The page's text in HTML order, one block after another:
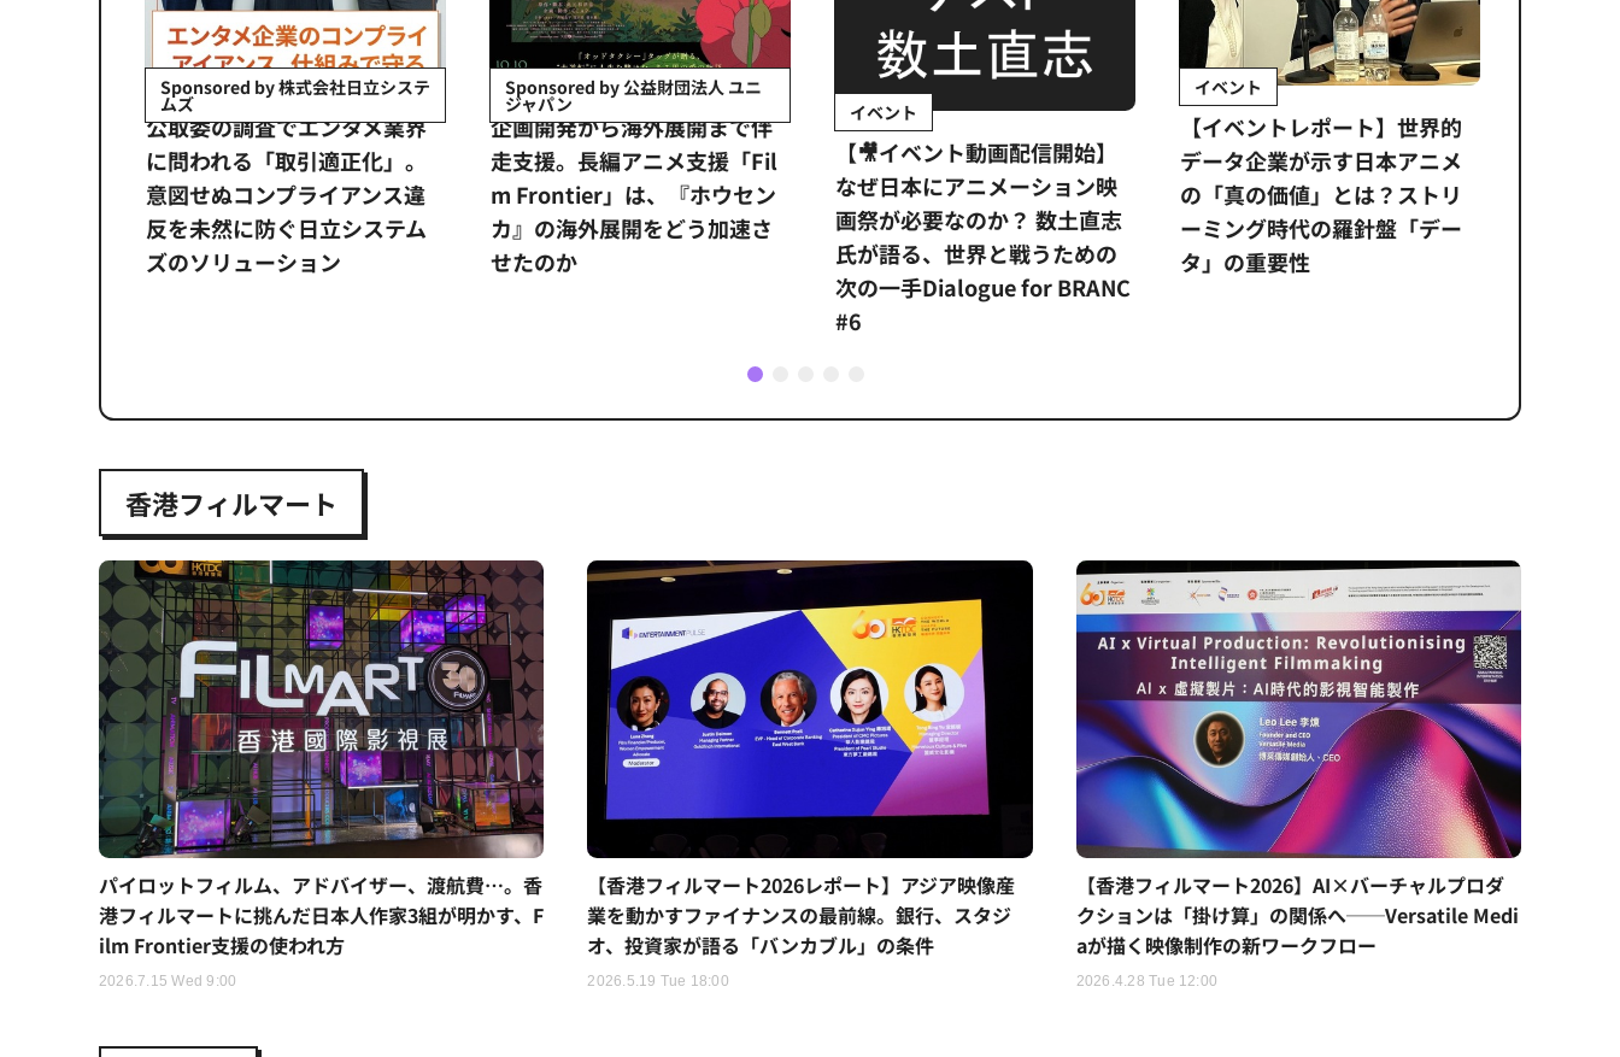
Sponsored by 株式会社日立システ
ムズ
公​​取委の調査でエンタメ業界
に問われる「取引適正化」。
意図せぬコンプライアンス違
反を未然に防ぐ日立システム
ズのソリューション​
Sponsored by 公益財団法人 ユニ
ジャパン
企画開発から海外展開まで伴
走支援。長編アニメ支援「Fil
m Frontier」は、『ホウセン
カ』の海外展開をどう加速さ
せたのか
イベント
【🎥イベント動画配信開始】
なぜ日本にアニメーション映
画祭が必要なのか？ 数土直志
氏が語る、世界と戦うための
次の一手Dialogue for BRANC
#6
イベント
【イベントレポート】世界的
データ企業が示す日本アニメ
の「真の価値」とは？ストリ
ーミング時代の羅針盤「デー
タ」の重要性
1
香港フィルマート
パイロットフィルム、アドバイザー、渡航費…。香
港フィルマートに挑んだ日本人作家3組が明かす、F
ilm Frontier支援の使われ方
2026.7.15 Wed 9:00
【香港フィルマート2026レポート】アジア映像産
業を動かすファイナンスの最前線。銀行、スタジ
オ、投資家が語る「バンカブル」の条件
2026.5.19 Tue 18:00
【香港フィルマート2026】AI×バーチャルプロダ
クションは「掛け算」の関係へ──Versatile Medi
aが描く映像制作の新ワークフロー
2026.4.28 Tue 12:00